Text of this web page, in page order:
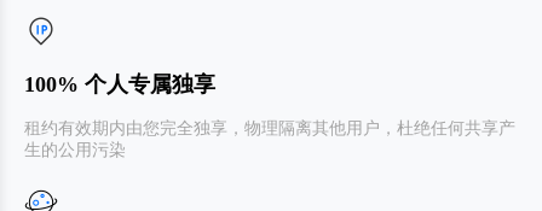
100% 个人专属独享
租约有效期内由您完全独享，物理隔离其他用户，杜绝任何共享产
生的公用污染